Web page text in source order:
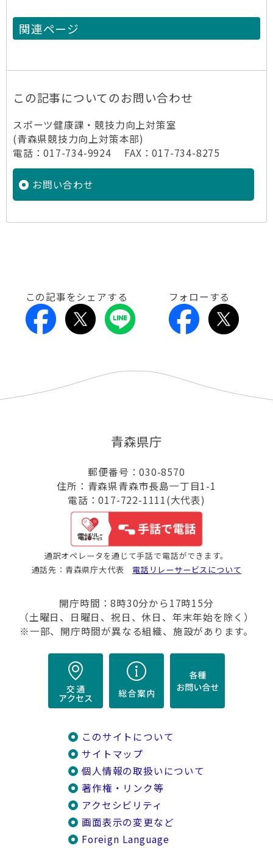
関連ページ
この記事についてのお問い合わせ
スポーツ健康課・競技力向上対策室
(青森県競技力向上対策本部)
電話：017-734-9924 FAX：017-734-8275
お問い合わせ
この記事をシェアする フォローする
青森県庁
郵便番号：030-8570
住所：青森県青森市長島一丁目1-1
電話：017-722-1111(大代表)
通訳オペレータを通じて手話で電話ができます。
通話先：青森県庁大代表 電話リレーサービスについて
開庁時間：8時30分から17時15分
（土曜日、日曜日、祝日、休日、年末年始を除く）
※一部、開庁時間が異なる組織、施設があります。
このサイトについて
サイトマップ
個人情報の取扱いについて
著作権・リンク等
アクセシビリティ
画面表示の変更など
Foreign Language